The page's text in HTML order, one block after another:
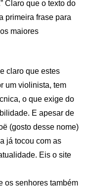
Claro que o texto do
primeira frase para
maiores
claro que estes
um violinista, tem
o que exige do
E apesar de
(gosto desse nome)
já tocou com as
Eis o site
os senhores também